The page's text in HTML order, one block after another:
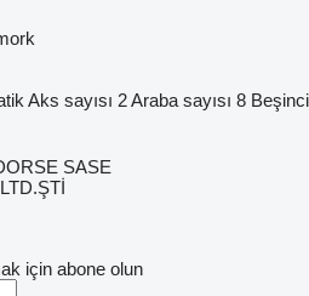
Aks sayısı 2Araba sayısı 8 Beşinci
SASE
için abone olun